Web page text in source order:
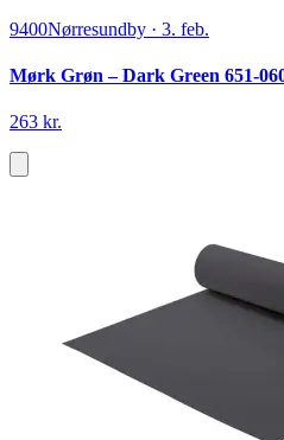
9400Nørresundby · 3. feb.
Mørk Grøn – Dark Green 651-
263 kr.